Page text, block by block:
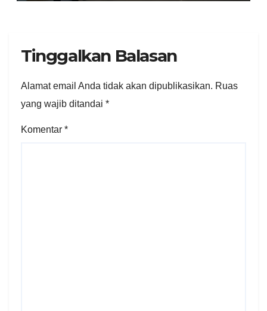
Tinggalkan Balasan
Alamat email Anda tidak akan dipublikasikan. Ruas
yang wajib ditandai *
Komentar *